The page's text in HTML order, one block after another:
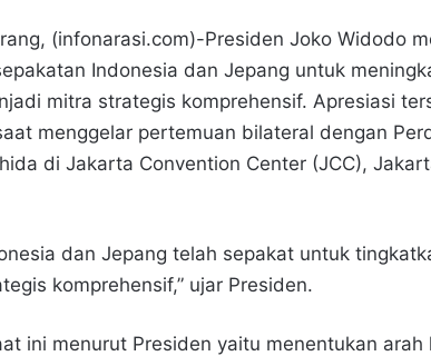
(infonarasi.com)-Presiden Joko Widodo
Indonesia dan Jepang untuk
mitra strategis komprehensif. Apresiasi
menggelar pertemuan bilateral dengan
di Jakarta Convention Center (JCC),
dan Jepang telah sepakat untuk
komprehensif,” ujar Presiden.
ini menurut Presiden yaitu menentukan arah